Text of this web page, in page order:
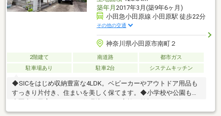
築年月 2017年3月(築9年6ヶ月)
小田急小田原線 小田原駅 徒歩22分
その他の交通
神奈川県小田原市南町２
2階建て 南道路
都市ガス
駐車場あり
駐車2台 システムキッチン
◆SICをはじめ収納豊富な4LDK。ベビーカーやアウトドア用品も
すっきり片付き、住まいを美しく保てます。◆小学校や公園も徒
歩圏内。子育てしやすい住環境で、ご家族の笑顔あふれる毎日を
叶えます。◆西湘・県央・湘南エリアの家探しならPLUSにお任せ